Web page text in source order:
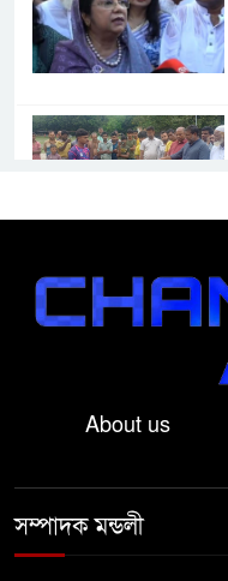
About us
সম্পাদক মন্ডলী